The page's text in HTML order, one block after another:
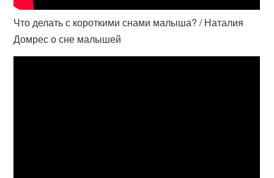
Что делать с короткими снами малыша? / Наталия
Домрес о сне малышей